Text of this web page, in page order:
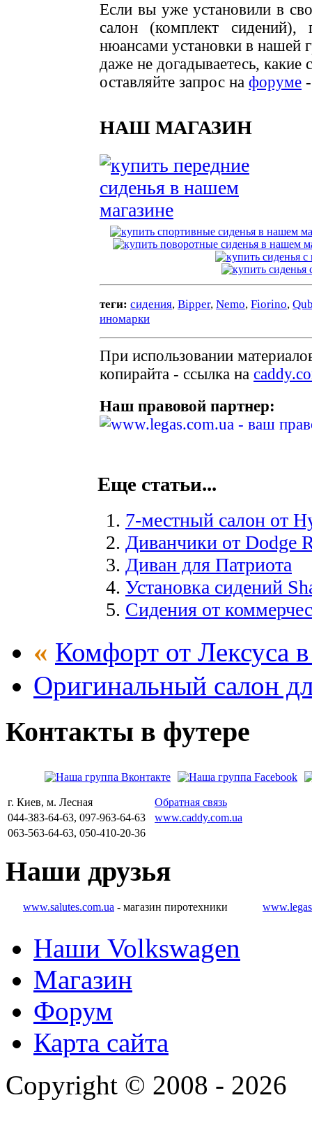
Если вы уже установили в
салон (комплект
нюансами установки в нашей
даже не догадываетесь,
оставляйте запрос на форуме
НАШ МАГАЗИН
теги: сидения, Bipper, Nemo, Fiorino,
иномарки
При использовании
копирайта - ссылка на
Наш правовой партнер:
Еще статьи...
7-местный салон от
Диванчики от Dodge
Диван для Патриота
Установка сидений
Сидения от
« Комфорт от Лексуса
Оригинальный салон
Контакты в футере
г. Киев, м. Лесная
Обратная связь
044-383-64-63, 097-963-64-63
www.caddy.com.ua
063-563-64-63, 050-410-20-36
Наши друзья
www.salutes.com.ua - магазин пиротехники
Наши Volkswagen
Магазин
Форум
Карта сайта
Copyright © 2008 - 2026